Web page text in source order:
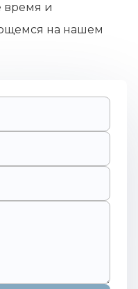
время и
на нашем